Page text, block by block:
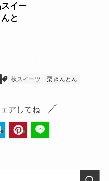
イー
と
秋スイーツ 栗きんとん
アしてね